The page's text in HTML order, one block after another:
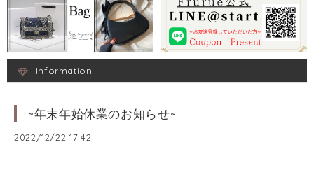
Information
~年末年始休業のお知らせ~
2022/12/22 17:42